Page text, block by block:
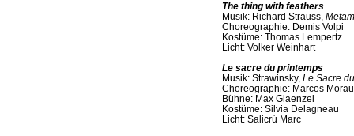
The thing with feathers
Musik: Richard Strauss,
Choreographie: Demis Volpi
Kostüme: Thomas Lempertz
Licht: Volker Weinhart
Le sacre du printemps
Musik: Strawinsky, Le Sacre
Choreographie: Marcos Morau
Bühne: Max Glaenzel
Kostüme: Silvia Delagneau
Licht: Salicrú Marc